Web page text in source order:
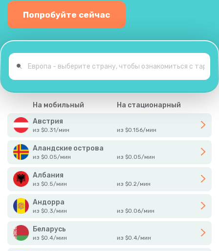
Попробуйте сейчас
На мобильный
На стационарный
Австрия
из $0.31/мин из $0.156/мин
Аландские острова
из $0.05/мин из $0.05/мин
Албания
из $0.5/мин из $0.2/мин
Андорра
из $0.3/мин из $0.06/мин
Беларусь
из $0.4/мин из $0.4/мин